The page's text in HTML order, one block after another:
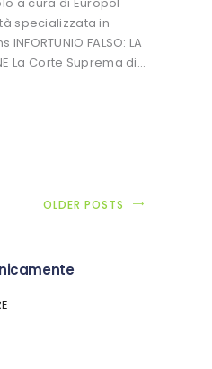
specializzata in
FALSO: LA
La Corte Suprema di…
OLDER POSTS